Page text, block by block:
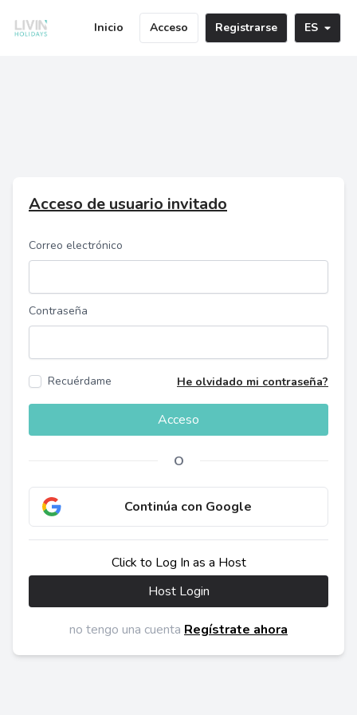
Inicio Acceso Registrarse ES
Acceso de usuario invitado
Correo electrónico
Contraseña
Recuérdame He olvidado mi contraseña?
Acceso
O
Continúa con Google
Click to Log In as a Host
Host Login
no tengo una cuenta Regístrate ahora